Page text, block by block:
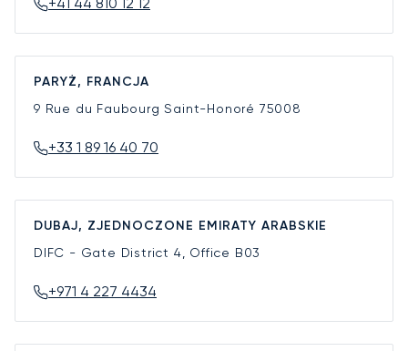
+41 44 810 12 12
PARYŻ, FRANCJA
9 Rue du Faubourg Saint-Honoré 75008
+33 1 89 16 40 70
DUBAJ, ZJEDNOCZONE EMIRATY ARABSKIE
DIFC - Gate District 4, Office B03
+971 4 227 4434